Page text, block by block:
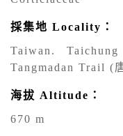
採集地 Locality：
Taiwan.
Tangmadan Trail (
海拔 Altitude：
670 m